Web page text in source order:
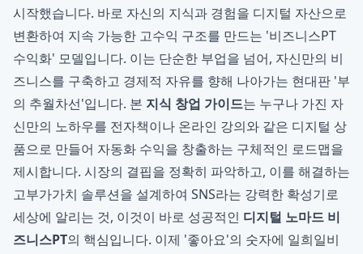
시작했습니다. 바로 자신의 지식과 경험을 디지털 자산으로
변환하여 지속 가능한 고수익 구조를 만드는 '비즈니스PT
수익화' 모델입니다. 이는 단순한 부업을 넘어, 자신만의 비
즈니스를 구축하고 경제적 자유를 향해 나아가는 현대판 '부
의 추월차선'입니다. 본 지식 창업 가이드는 누구나 가진 자
신만의 노하우를 전자책이나 온라인 강의와 같은 디지털 상
품으로 만들어 자동화 수익을 창출하는 구체적인 로드맵을
제시합니다. 시장의 결핍을 정확히 파악하고, 이를 해결하는
고부가가치 솔루션을 설계하여 SNS라는 강력한 확성기로
세상에 알리는 것, 이것이 바로 성공적인 디지털 노마드 비
즈니스PT의 핵심입니다. 이제 '좋아요'의 숫자에 일희일비